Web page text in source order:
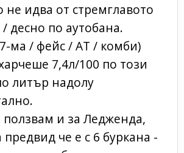
не идва от стремглавото
десно по аутобана.
ма / фейс / АТ / комби)
7,4л/100 по този
литър надолу
и за Ледженда,
предвид че е с 6 буркана -